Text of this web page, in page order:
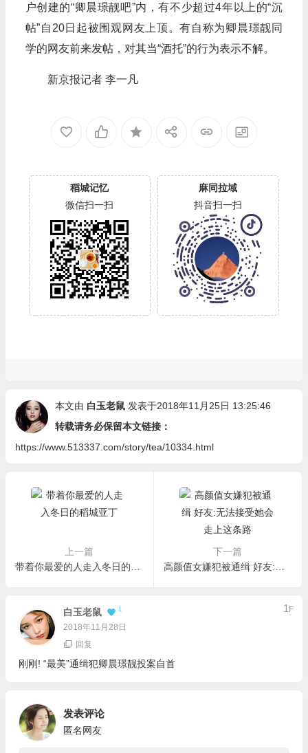
户创建的“卿晨璟靓吧”内，有不少超过4年以上的“沉
帖”自20日起被围观网友上顶。有自称为卿晨璟靓同
学的网友前来发帖，对其当“酒托”的行为表示不解。
新京报记者 李一凡
稻城记忆
微信扫一扫
麻同拉域
抖音扫一扫
本文由 白玉老鼠 发表于2018年11月25日 13:25:46
转载请务必保留本文链接：
https://www.513337.com/story/tea/10334.html
上一篇
下一篇
白玉老鼠 1
2018年11月28日
1 F
回复
刚刚! “最美”通缉犯卿晨璟靓投案自首
发表评论
匿名网友